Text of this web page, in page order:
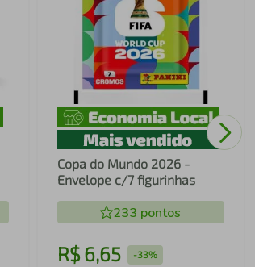
Copa do Mundo 2026 -
Envelope c/7 figurinhas
233 pontos
R$ 6,65 -33%